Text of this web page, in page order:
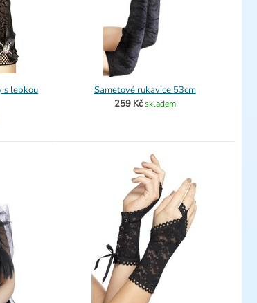
s lebkou
Sametové rukavice 53cm
259 Kč skladem